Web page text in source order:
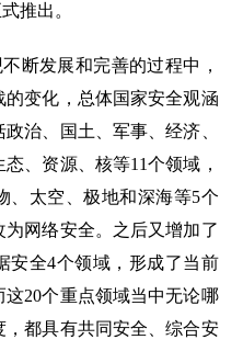
推出。
断发展和完善的过程中，
变化，总体国家安全观涵
治、国土、军事、经济、
、资源、核等11个领域，
、太空、极地和深海等5个
网络安全。之后又增加了
安全4个领域，形成了当前
20个重点领域当中无论哪
都具有共同安全、综合安